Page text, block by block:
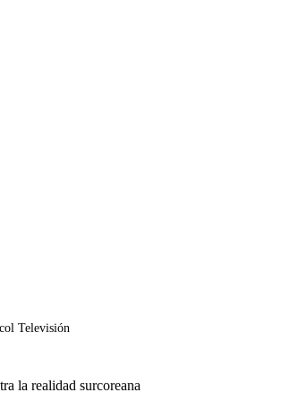
Televisión
la realidad surcoreana